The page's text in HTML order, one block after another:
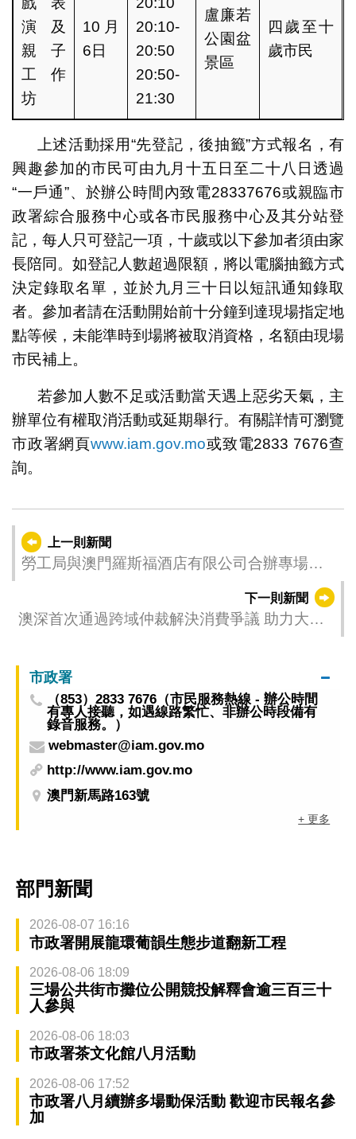
演及
親子
工作
坊
10月
6日
20:10-
20:50
20:50-
21:30
盧廉若
公園盆
景區
四歲至十
歲市民
上述活動採用“先登記，後抽籤”方式報名，有
興趣參加的市民可由九月十五日至二十八日透過
“一戶通”、於辦公時間內致電28337676或親臨市
政署綜合服務中心或各市民服務中心及其分站登
記，每人只可登記一項，十歲或以下參加者須由家
長陪同。如登記人數超過限額，將以電腦抽籤方式
決定錄取名單，並於九月三十日以短訊通知錄取
者。參加者請在活動開始前十分鐘到達現場指定地
點等候，未能準時到場將被取消資格，名額由現場
市民補上。
若參加人數不足或活動當天遇上惡劣天氣，主
辦單位有權取消活動或延期舉行。有關詳情可瀏覽
市政署網頁www.iam.gov.mo或致電2833 7676查
詢。
上一則新聞
勞工局與澳門羅斯福酒店有限公司合辦專場配
下一則新聞
澳深首次通過跨域仲裁解決消費爭議 助力大灣
市政署
（853）2833 7676（市民服務熱線 - 辦公時間
有專人接聽，如遇線路繁忙、非辦公時段備有
錄音服務。）
webmaster@iam.gov.mo
http://www.iam.gov.mo
澳門新馬路163號
+ 更多
部門新聞
2026-08-07 16:16
市政署開展龍環葡韻生態步道翻新工程
2026-08-06 18:09
三場公共街市攤位公開競投解釋會逾三百三十
人參與
2026-08-06 18:03
市政署茶文化館八月活動
2026-08-06 17:52
市政署八月續辦多場動保活動 歡迎市民報名參
加